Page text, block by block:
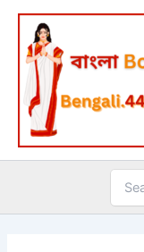
Skip
content
for: